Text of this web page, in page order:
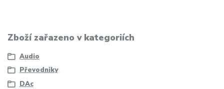
Zboží zařazeno v kategoriích
Audio
Převodniky
DAc